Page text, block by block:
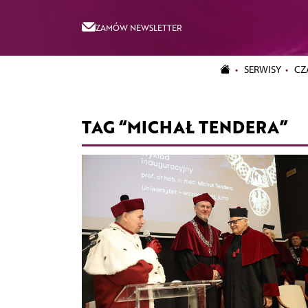
ZAMÓW NEWSLETTER
SERWISY
TAG “MICHAŁ TENDERA”